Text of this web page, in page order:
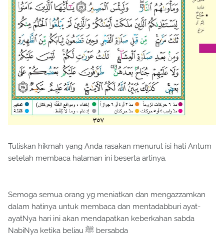
Tuliskan hikmah yang Anda rasakan menurut isi hati Antum
setelah membaca halaman ini beserta artinya.
Semoga semua orang yg meniatkan dan mengazzamkan
dalam hatinya untuk membaca dan mentadabburi ayat-
ayatNya hari ini akan mendapatkan keberkahan sabda
NabiNya ketika beliau ﷺ bersabda